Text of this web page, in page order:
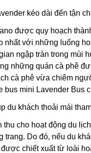
kéo dài đến tận
được quy hoạch
nhất với những luống
ngập tràn trong mùi
những quán cà phê
cà phê vừa chiêm
bus mini Lavender Bus
du khách thoải mái
thu cho hoạt động du
trang. Do đó, nếu du
chiết xuất từ loài